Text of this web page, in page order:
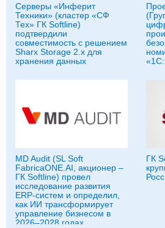
Серверы «Инферит
Техники» (кластер «СФ
Тех» ГК Softline)
подтвердили
совместимость с решением
Sharx Storage 2.x для
хранения данных
MD Audit (SL Soft
FabricaONE.AI, акционер –
ГК Softline) провел
исследование развития
ERP-систем и определил,
как ИИ трансформирует
управление бизнесом в
2026–2028 годах
ГК